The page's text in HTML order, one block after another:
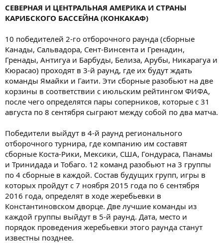
СЕВЕРНАЯ И ЦЕНТРАЛЬНАЯ АМЕРИКА И СТРАНЫ
КАРИБСКОГО БАССЕЙНА (КОНКАКАФ)
10 победителей 2-го отборочного раунда (сборные
Канады, Сальвадора, Сент-Винсента и Гренадин,
Гренады, Антигуа и Барбуды, Белиза, Арубы, Никарагуа и
Кюрасао) проходят в 3-й раунд, где их будут ждать
команды Ямайки и Гаити. Эти сборные разобьют на две
корзины в соответствии с июльским рейтингом ФИФА,
после чего определятся пары соперников, которые с 31
августа по 8 сентября сыграют между собой по два матча.
Победители выйдут в 4-й раунд регионального
отборочного турнира, где компанию им составят
сборные Коста-Рики, Мексики, США, Гондураса, Панамы
и Тринидада и Тобаго. 12 команд разобьют на 3 группы
по 4 сборные в каждой. Состав будущих групп, игры в
которых пройдут с 7 ноября 2015 года по 6 сентября
2016 года, определят в ходе жеребьевки в
Константиновском дворце. Две лучшие команды из
каждой группы выйдут в 5-й раунд. Дата, место и
порядок проведения жеребьевки этого раунда станут
известны позднее.